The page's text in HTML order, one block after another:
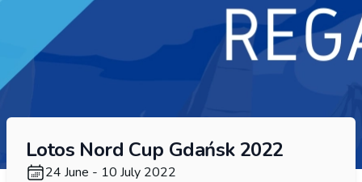
Lotos Nord Cup Gdańsk 2022
24 June - 10 July 2022